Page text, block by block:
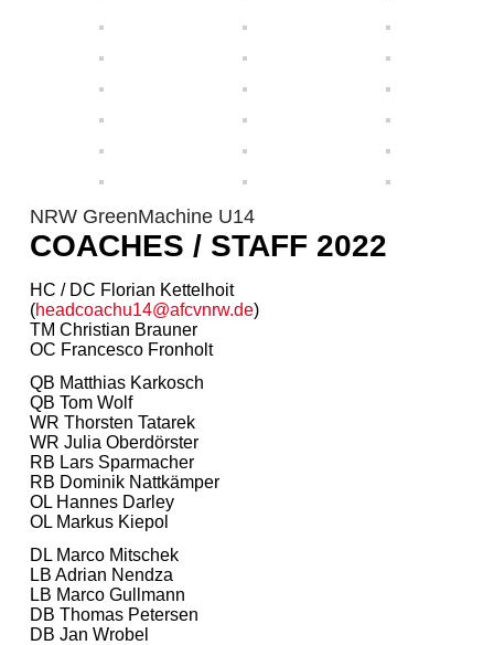
NRW GreenMachine U14
COACHES / STAFF 2022
HC / DC Florian Kettelhoit
(headcoachu14@afcvnrw.de)
TM Christian Brauner
OC Francesco Fronholt
QB Matthias Karkosch
QB Tom Wolf
WR Thorsten Tatarek
WR Julia Oberdörster
RB Lars Sparmacher
RB Dominik Nattkämper
OL Hannes Darley
OL Markus Kiepol
DL Marco Mitschek
LB Adrian Nendza
LB Marco Gullmann
DB Thomas Petersen
DB Jan Wrobel